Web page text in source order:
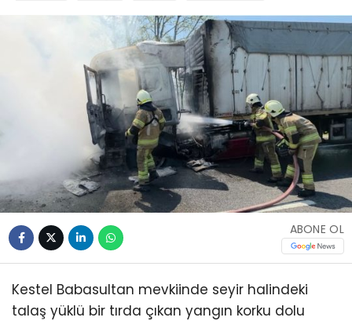
ABONE OL
Kestel Babasultan mevkiinde seyir halindeki
talaş yüklü bir tırda çıkan yangın korku dolu